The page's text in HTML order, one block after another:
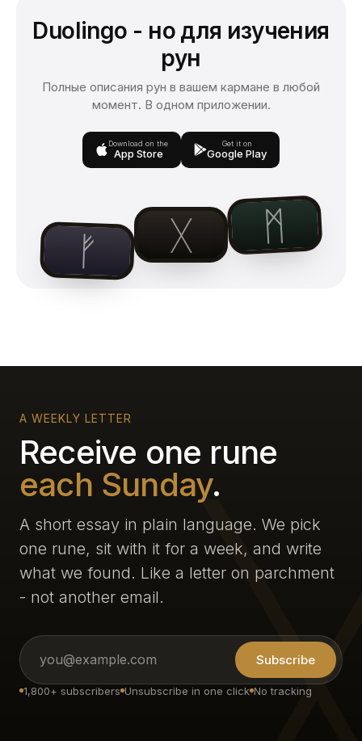
Duolingo - но для изучения
рун
Полные описания рун в вашем кармане в любой
момент. В одном приложении.
Download on the
App Store
Get it on
Google Play
ᚠ ᚷ ᛗ
A WEEKLY LETTER
Receive one rune
each Sunday.
A short essay in plain language. We pick
one rune, sit with it for a week, and write
what we found. Like a letter on parchment
- not another email.
Subscribe
1,800+ subscribers Unsubscribe in one click No tracking